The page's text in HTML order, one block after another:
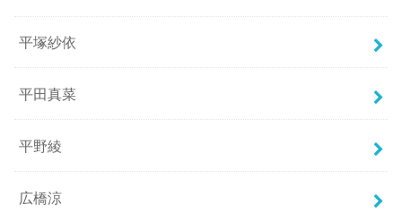
平塚紗依
平田真菜
平野綾
広橋涼